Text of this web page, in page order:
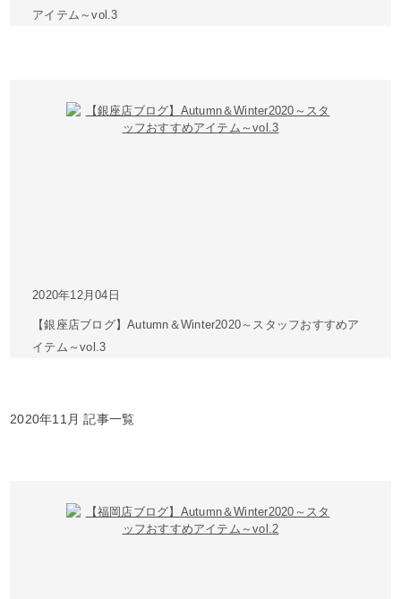
アイテム～vol.3
2020年12月04日
【銀座店ブログ】Autumn＆Winter2020～スタッフおすすめア
イテム～vol.3
2020年11月 記事一覧